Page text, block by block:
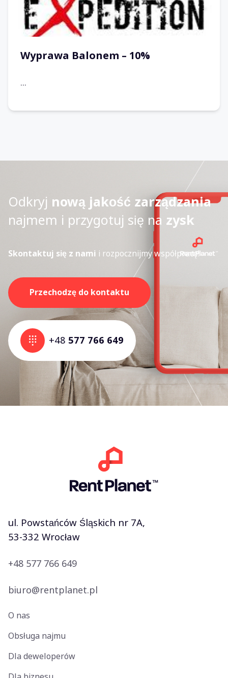
Wyprawa Balonem – 10%
...
Odkryj nową jakość zarządzania
najmem i przygotuj się na zysk
Skontaktuj się z nami i rozpocznijmy współpracę!
Przechodzę do kontaktu
+48 577 766 649
ul. Powstańców Śląskich nr 7A,
53-332 Wrocław
+48 577 766 649
biuro@rentplanet.pl
O nas
Obsługa najmu
Dla deweloperów